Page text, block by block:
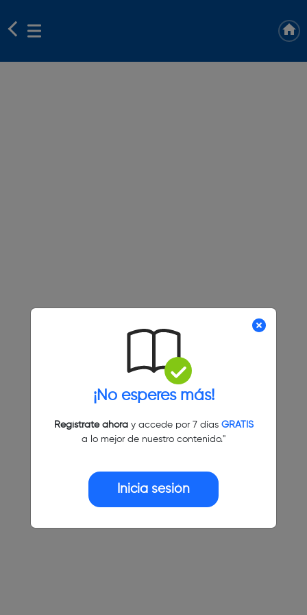
¡No esperes más!
Regístrate ahoray accede por 7 días GRATIS
a lo mejor de nuestro contenido."
Inicia sesión